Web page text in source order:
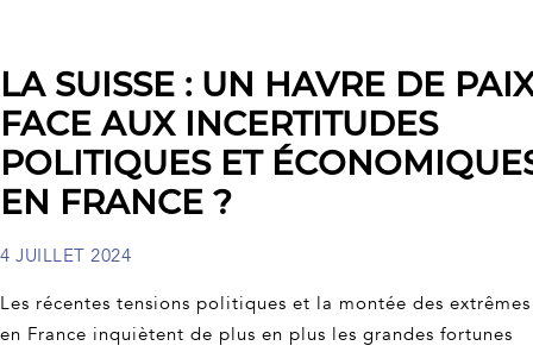
LA SUISSE : UN HAVRE DE
FACE AUX INCERTITUDES
POLITIQUES ET
EN FRANCE ?
4 JUILLET 2024
Les récentes tensions politiques et la montée des extrêmes
en France inquiètent de plus en plus les grandes fortunes